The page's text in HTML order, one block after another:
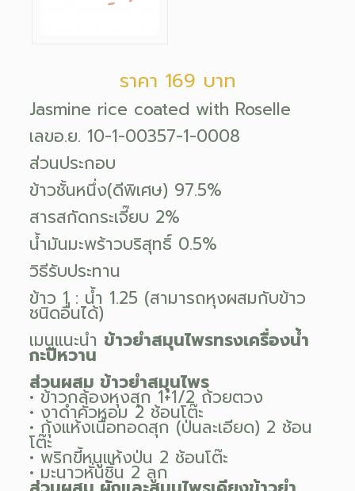
ราคา 169 บาท
Jasmine rice coated with Roselle
เลขอ.ย. 10-1-00357-1-0008
ส่วนประกอบ
ข้าวชั้นหนึ่ง(ดีพิเศษ) 97.5%
สารสกัดกระเจี๊ยบ 2%
น้ำมันมะพร้าวบริสุทธิ์ 0.5%
วิธีรับประทาน
ข้าว 1 : น้ำ 1.25 (สามารถหุงผสมกับข้าว
ชนิดอื่นได้)
เมนูแนะนำ ข้าวยำสมุนไพรทรงเครื่องน้ำ
กะปิหวาน
ส่วนผสม ข้าวยำสมุนไพร
• ข้าวกล้องหุงสุก 1+1/2 ถ้วยตวง
• งาดำคั่วหอม 2 ช้อนโต๊ะ
• กุ้งแห้งเนื้อทอดสุก (ป่นละเอียด) 2 ช้อน
โต๊ะ
• พริกขี้หนูแห้งป่น 2 ช้อนโต๊ะ
• มะนาวหั่นชิ้น 2 ลูก